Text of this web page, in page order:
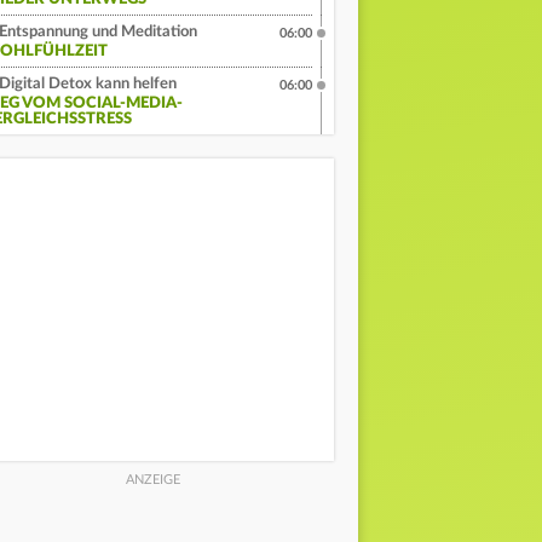
Entspannung und Meditation
06:00
Digital Detox kann helfen
VOM SOCIAL-MEDIA-
06:00